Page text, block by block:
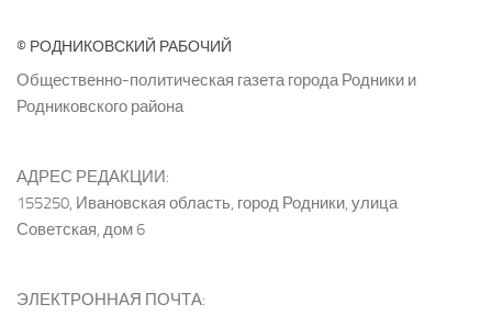
© РОДНИКОВСКИЙ РАБОЧИЙ
Общественно-политическая газета города Родники и
Родниковского района
АДРЕС РЕДАКЦИИ:
155250, Ивановская область, город Родники, улица
Советская, дом 6
ЭЛЕКТРОННАЯ ПОЧТА: